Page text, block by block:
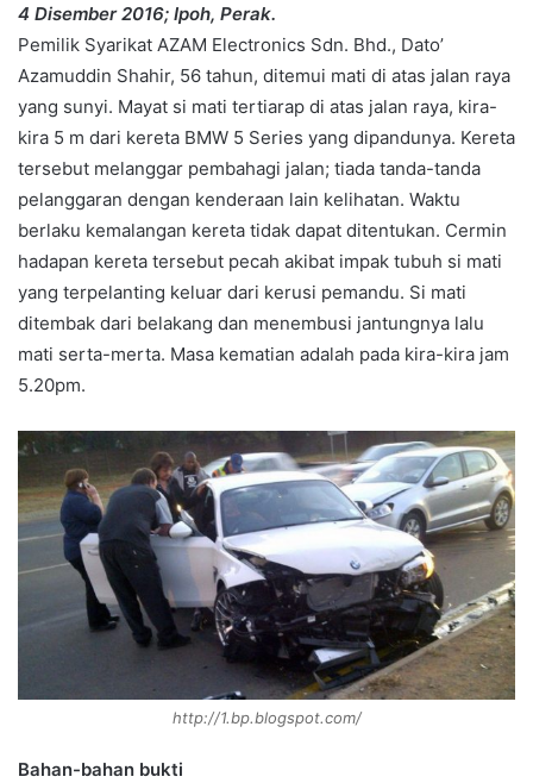
4 Disember 2016; Ipoh, Perak.
Pemilik Syarikat AZAM Electronics Sdn. Bhd., Dato’
Azamuddin Shahir, 56 tahun, ditemui mati di atas jalan raya
yang sunyi. Mayat si mati tertiarap di atas jalan raya, kira-
kira 5 m dari kereta BMW 5 Series yang dipandunya. Kereta
tersebut melanggar pembahagi jalan; tiada tanda-tanda
pelanggaran dengan kenderaan lain kelihatan. Waktu
berlaku kemalangan kereta tidak dapat ditentukan. Cermin
hadapan kereta tersebut pecah akibat impak tubuh si mati
yang terpelanting keluar dari kerusi pemandu. Si mati
ditembak dari belakang dan menembusi jantungnya lalu
mati serta-merta. Masa kematian adalah pada kira-kira jam
5.20pm.
http://1.bp.blogspot.com/
Bahan-bahan bukti